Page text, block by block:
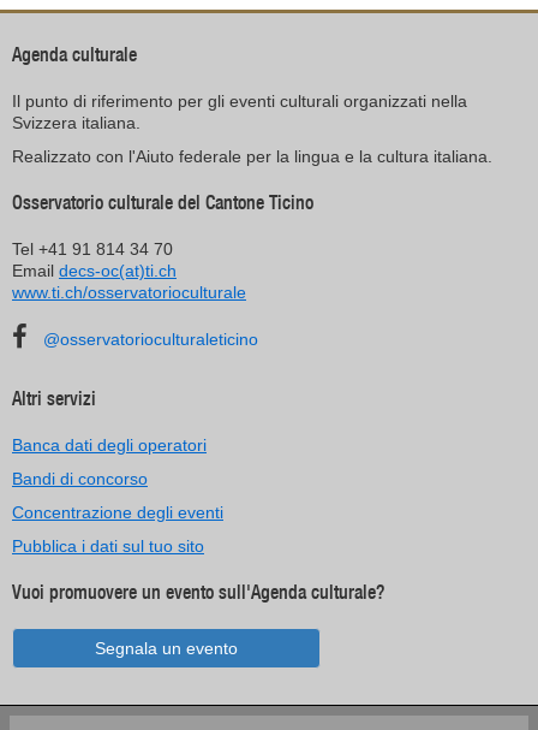
Agenda culturale
Il punto di riferimento per gli eventi culturali organizzati nella
Svizzera italiana.
Realizzato con l'Aiuto federale per la lingua e la cultura italiana.
Osservatorio culturale del Cantone Ticino
Tel +41 91 814 34 70
Email decs-oc(at)ti.ch
www.ti.ch/osservatorioculturale
@osservatorioculturaleticino
Altri servizi
Banca dati degli operatori
Bandi di concorso
Concentrazione degli eventi
Pubblica i dati sul tuo sito
Vuoi promuovere un evento sull'Agenda culturale?
Segnala un evento